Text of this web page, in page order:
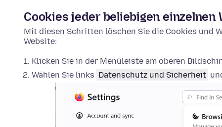
Cookies jeder beliebigen einzelnen
Mit diesen Schritten löschen Sie die Cookies und
Website:
Klicken Sie in der Menüleiste am oberen
Wählen Sie links Datenschutz und Sicherheit